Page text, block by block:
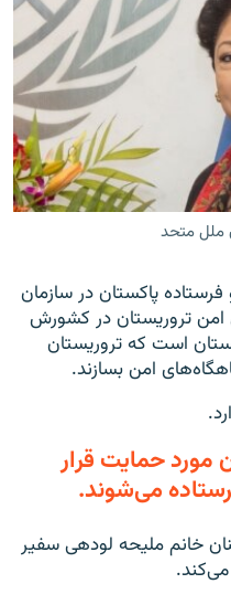
ملل متحد
پاکستان در سازمان
امن تروریستان در کشورش
است که تروریستان
مورد حمایت قرار
می‌شوند.
خانم ملیحه لودهی سفیر